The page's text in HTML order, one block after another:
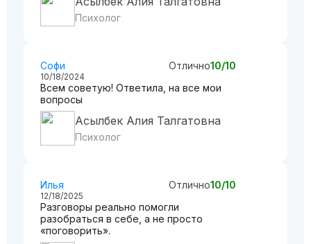
Психолог
Софи Отлично10/10
10/18/2024
Всем советую! Ответила, на все мои
вопросы
Асылбек Алия Талгатовна
Психолог
Илья Отлично10/10
12/18/2025
Разговоры реально помогли
разобраться в себе, а не просто
«поговорить».